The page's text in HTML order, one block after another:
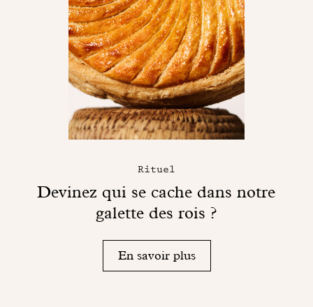
Rituel
Devinez qui se cache dans notre
galette des rois ?
En savoir plus